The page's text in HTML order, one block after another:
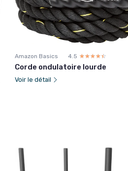
Amazon Basics 4.5 ☆☆☆☆☆
★★★★★
Corde ondulatoire lourde
Voir le détail